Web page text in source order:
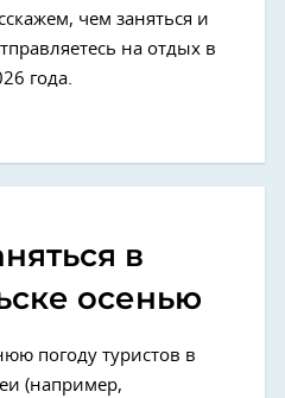
чем заняться и
на отдых в
года.
в
осенью
погоду туристов в
(например,